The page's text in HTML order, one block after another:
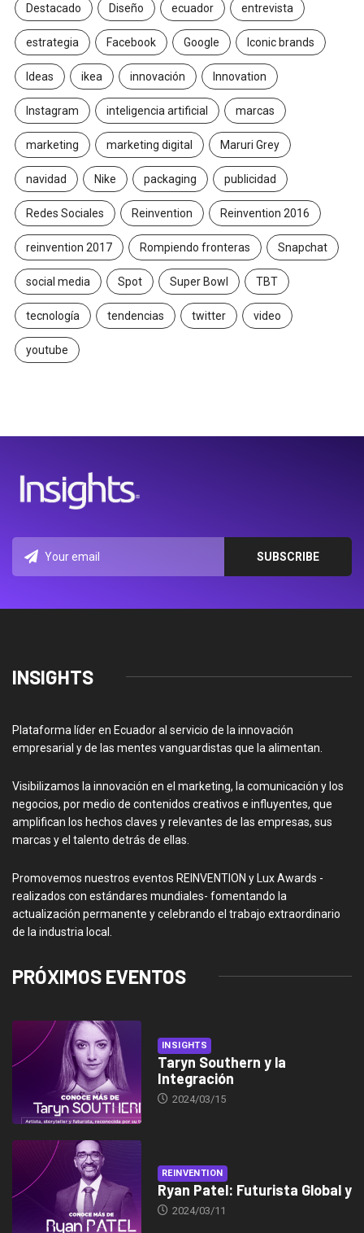
Destacado Diseño ecuador entrevista
estrategia Facebook Google Iconic brands
Ideas ikea innovación Innovation
Instagram inteligencia artificial marcas
marketing marketing digital Maruri Grey
navidad Nike packaging publicidad
Redes Sociales Reinvention Reinvention 2016
reinvention 2017 Rompiendo fronteras Snapchat
social media Spot Super Bowl TBT
tecnología tendencias twitter video
youtube
INSIGHTS
Plataforma líder en Ecuador al servicio de la innovación
empresarial y de las mentes vanguardistas que la alimentan.
Visibilizamos la innovación en el marketing, la comunicación y los
negocios, por medio de contenidos creativos e influyentes, que
amplifican los hechos claves y relevantes de las empresas, sus
marcas y el talento detrás de ellas.
Promovemos nuestros eventos REINVENTION y Lux Awards -
realizados con estándares mundiales- fomentando la
actualización permanente y celebrando el trabajo extraordinario
de la industria local.
PRÓXIMOS EVENTOS
INSIGHTS
Taryn Southern y la
Integración
2024/03/15
REINVENTION
Ryan Patel: Futurista Global y
2024/03/11